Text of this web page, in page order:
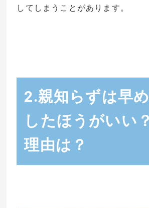
してしまうことがあります。
2.親知らずは早
したほうがいい
理由は？